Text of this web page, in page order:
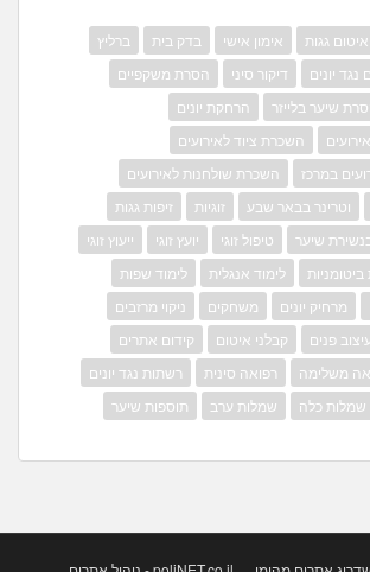
איטום גגות אימון אישי בדק בית
ברליץ
נגד יונים דיקור סיני
הסרת משקפיים
שיער בלייזר
הרחקת יונים
השכרת ציוד לאירועים
במרכז
השכרת שולחנות לאירועים
וטרינר בבאר שבע זוגיות
זיפות גגות
שיער טיפול זוגי יועץ זוגי
ייעוץ זוגי
ביטומניות לימוד אנגלית
לימוד שפות
מרחיק יונים משחקים
ניקוי מרזבים
עיצוב פנים קבלני איטום
קידום אתרים
משלימה רפואה סינית
רשתות נגד יונים
שמלות כלה שמלות ערב תוספות שיער